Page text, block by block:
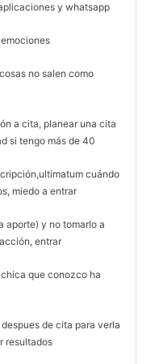
y whatsapp
no salen como
a cita, planear una cita
si tengo más de 40
cuándo
miedo a entrar
aporte) y no tomarlo a
entrar
que conozco ha
de cita para verla
resultados